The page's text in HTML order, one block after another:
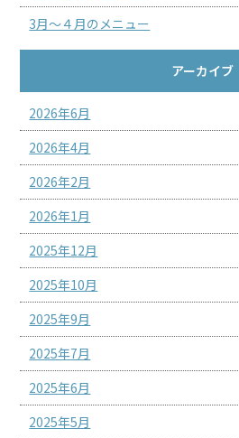
3月～４月のメニュー
アーカイブ
2026年6月
2026年4月
2026年2月
2026年1月
2025年12月
2025年10月
2025年9月
2025年7月
2025年6月
2025年5月